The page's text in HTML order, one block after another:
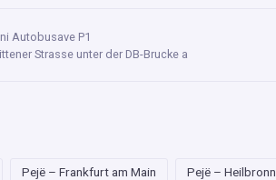
Autobusave P1
Strasse unter der DB-Brucke a
Pejë – Frankfurt am Main Pejë – Heilbronn